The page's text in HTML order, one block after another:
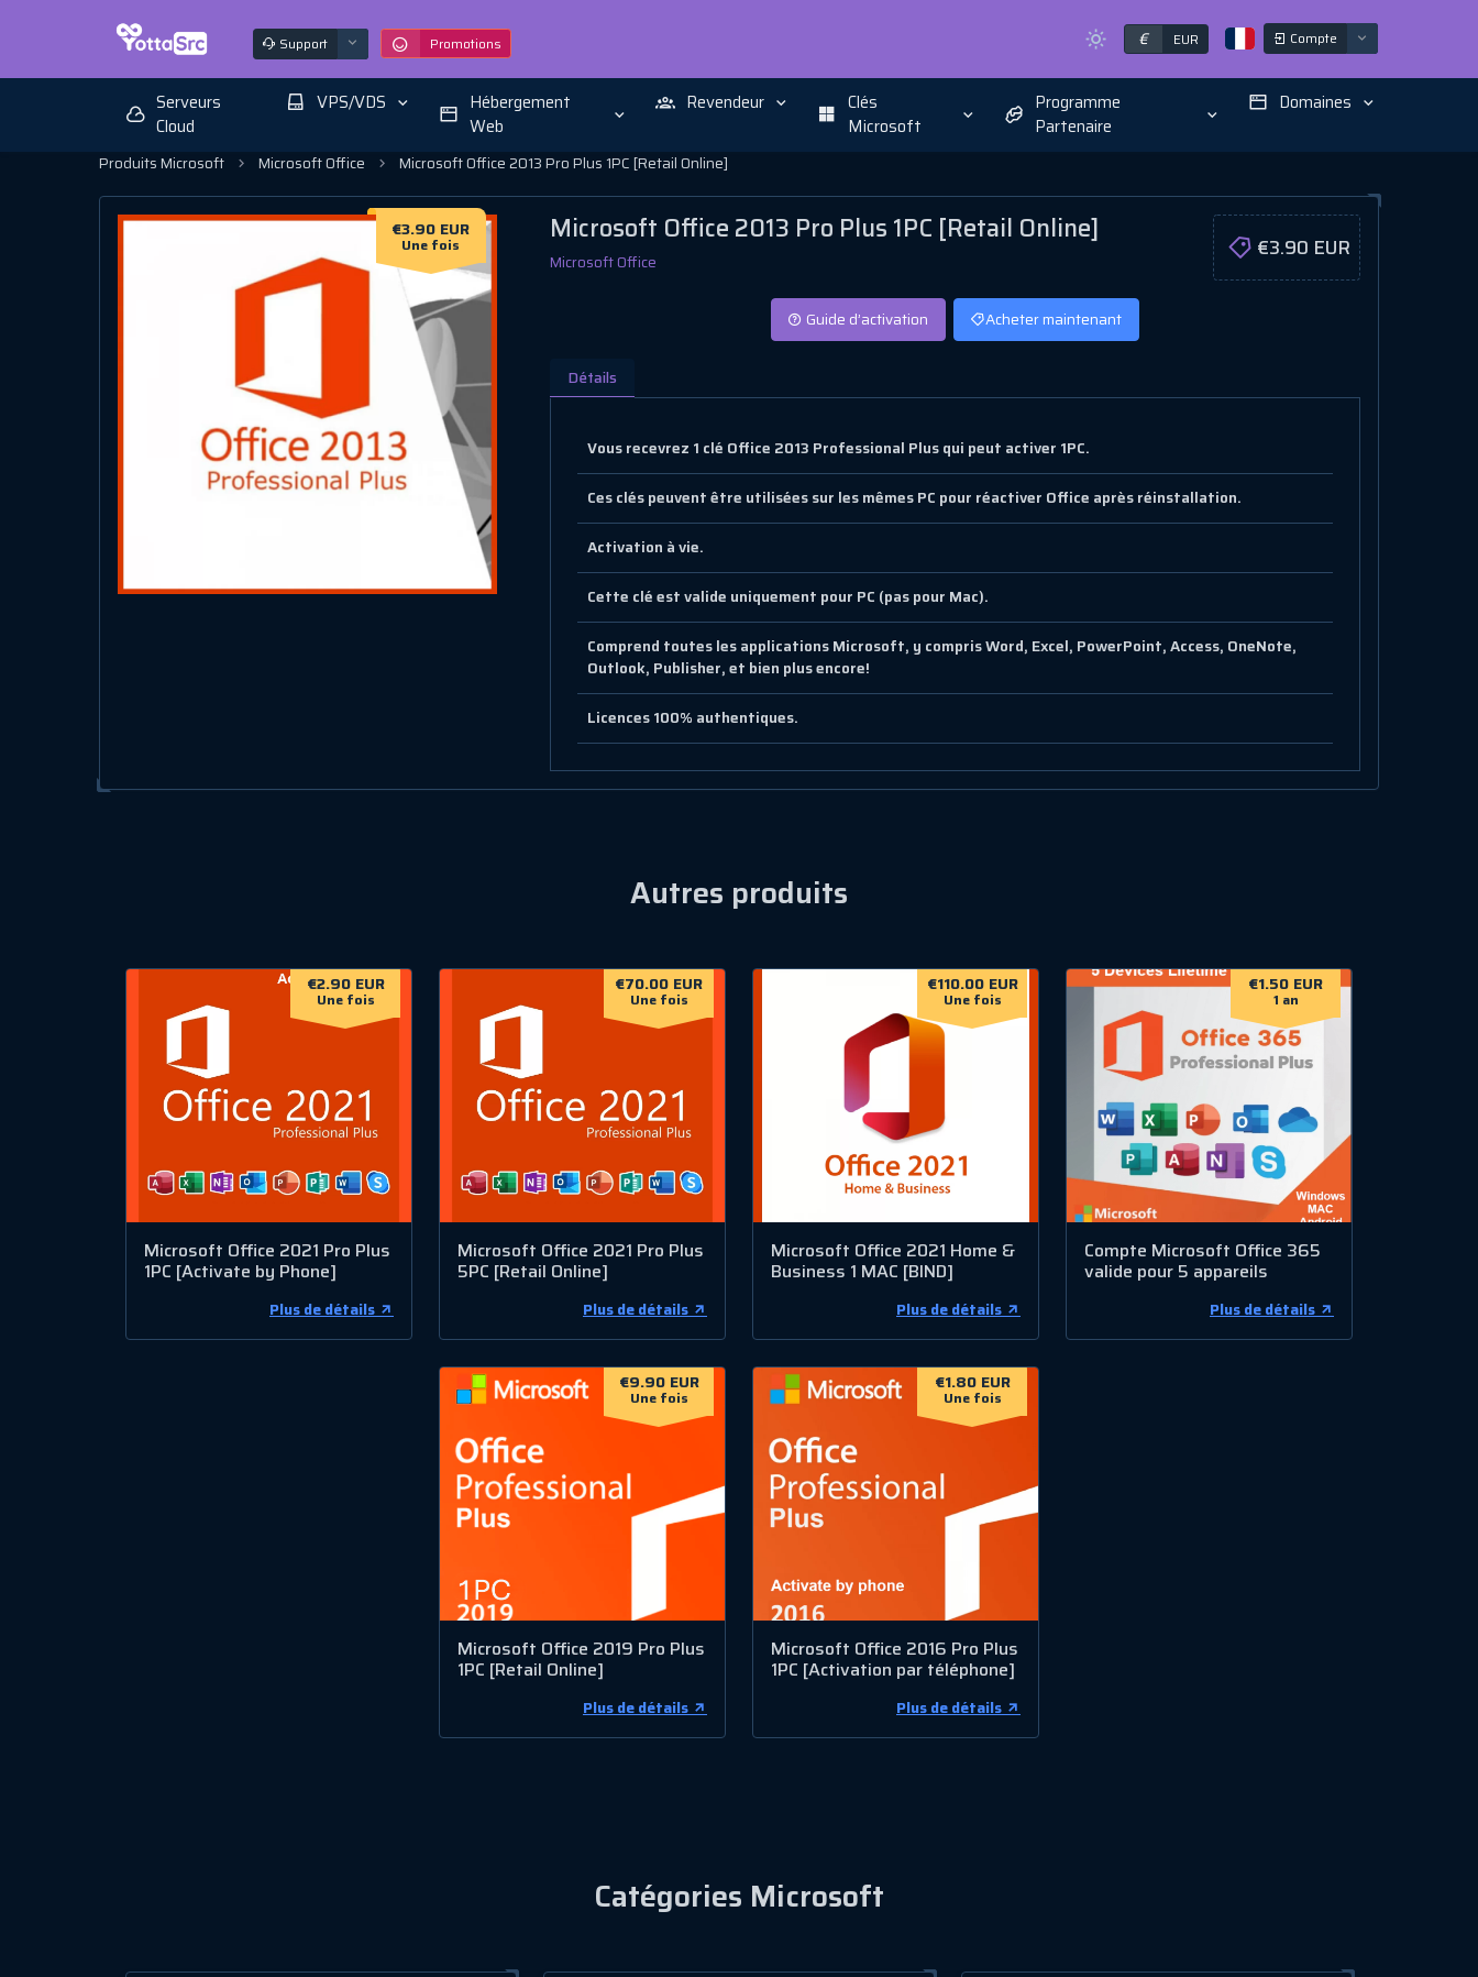
Support Promotions € EUR Compte
Serveurs
Cloud
VPS/VDS
Hébergement
Web
Revendeur
Clés
Microsoft
Programme
Partenaire
Domaines
Produits Microsoft Microsoft Office Microsoft Office 2013 Pro Plus 1PC [Retail Online]
€3.90 EUR
Une fois Microsoft Office 2013 Pro Plus 1PC [Retail Online]
Microsoft Office
€3.90 EUR
Guide d’activation Acheter maintenant
Détails
Vous recevrez 1 clé Office 2013 Professional Plus qui peut activer 1PC.
Ces clés peuvent être utilisées sur les mêmes PC pour réactiver Office après réinstallation.
Activation à vie.
Cette clé est valide uniquement pour PC (pas pour Mac).
Comprend toutes les applications Microsoft, y compris Word, Excel, PowerPoint, Access, OneNote,
Outlook, Publisher, et bien plus encore!
Licences 100% authentiques.
Autres produits
€2.90 EUR
Une fois
Microsoft Office 2021 Pro Plus
1PC [Activate by Phone]
Plus de détails
€70.00 EUR
Une fois
Microsoft Office 2021 Pro Plus
5PC [Retail Online]
Plus de détails
€110.00 EUR
Une fois
Microsoft Office 2021 Home &
Business 1 MAC [BIND]
Plus de détails
€1.50 EUR
1 an
Compte Microsoft Office 365
valide pour 5 appareils
Plus de détails
€9.90 EUR
Une fois
Microsoft Office 2019 Pro Plus
1PC [Retail Online]
Plus de détails
€1.80 EUR
Une fois
Microsoft Office 2016 Pro Plus
1PC [Activation par téléphone]
Plus de détails
Catégories Microsoft